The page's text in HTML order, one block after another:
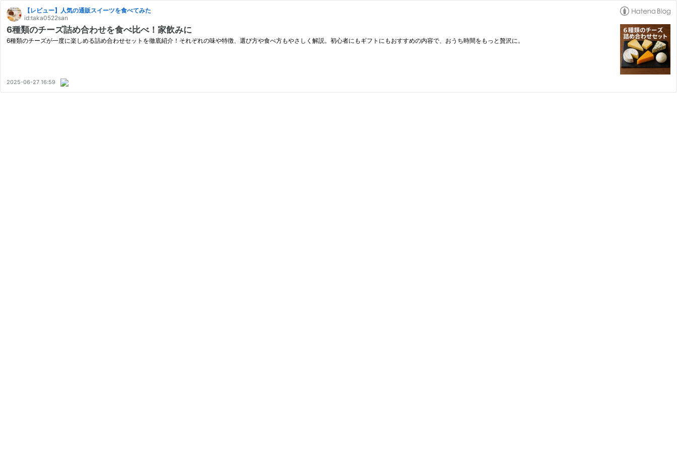
【レビュー】人気の通販スイーツを食べてみた
id:taka0522san
6種類のチーズ詰め合わせを食べ比べ！家飲みに
6種類のチーズが一度に楽しめる詰め合わせセットを徹底紹介！それぞれの味や特徴、選び方や食べ方もやさしく解説。初心者にもギフトにもおすすめの内容で、おうち時間をもっと贅沢に。
2025-06-27 16:59